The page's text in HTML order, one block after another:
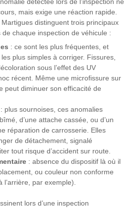
détectée lors de l’inspection ne
mais exige une réaction rapide.
distinguent trois principaux
chaque inspection de véhicule :
: ce sont les plus fréquentes, et
plus simples à corriger. Fissures,
sous l’effet des UV
récent. Même une microfissure sur
peut diminuer son efficacité de
: plus sournoises, ces anomalies
d’une attache cassée, ou d’un
réparation de carrosserie. Elles
de détachement, signalé
tout risque d’accident sur route.
: absence du dispositif là où il
ou couleur non conforme
l’arrière, par exemple).
lors d’une inspection